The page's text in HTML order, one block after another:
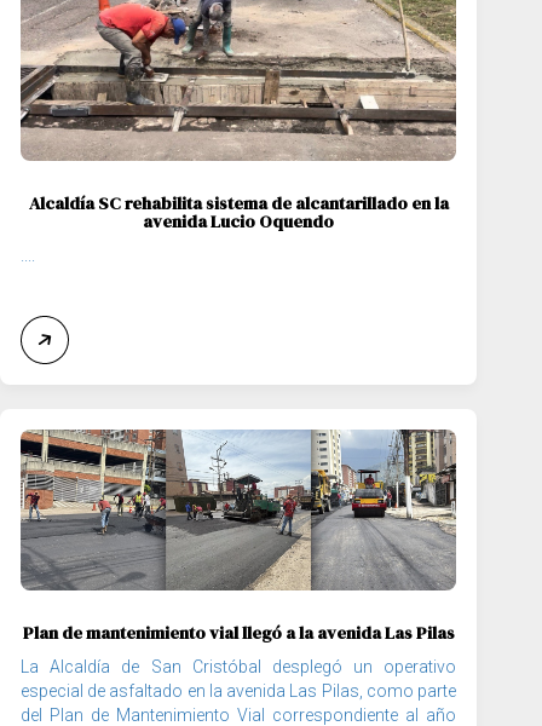
Alcaldía SC rehabilita sistema de alcantarillado en la
avenida Lucio Oquendo
Plan de mantenimiento vial llegó a la avenida Las Pilas
La Alcaldía de San Cristóbal desplegó un operativo
especial de asfaltado en la avenida Las Pilas, como parte
del Plan de Mantenimiento Vial correspondiente al año